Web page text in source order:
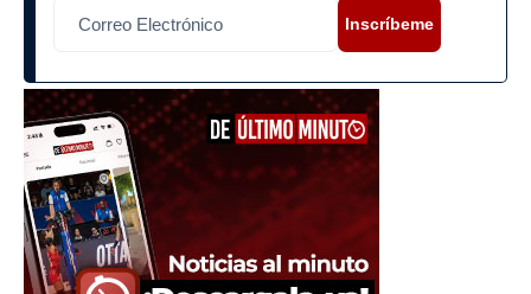
Inscríbeme